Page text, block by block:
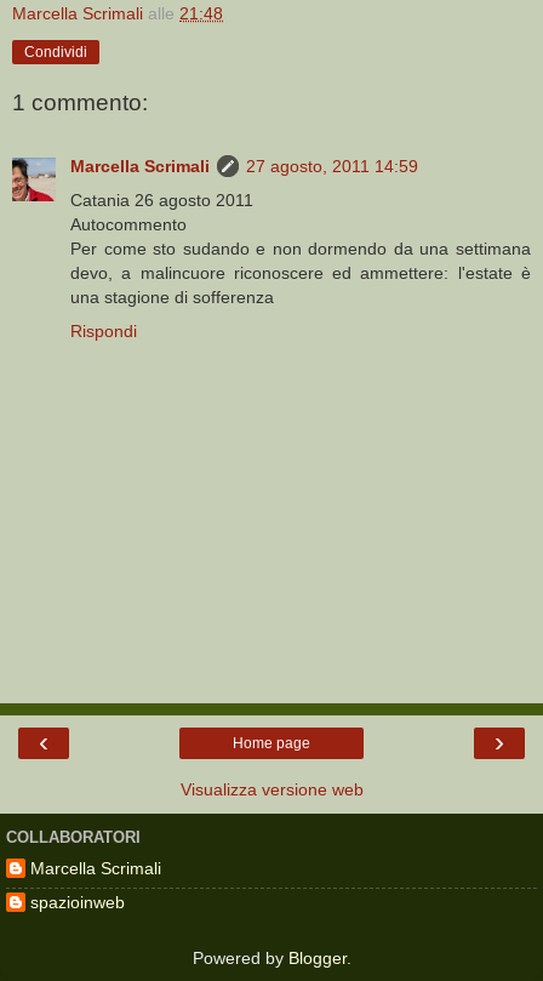
Marcella Scrimali alle 21:48
Condividi
1 commento:
Marcella Scrimali
27 agosto, 2011 14:59
Catania 26 agosto 2011
Autocommento
Per come sto sudando e non dormendo da una settimana
devo, a malincuore riconoscere ed ammettere: l'estate è
una stagione di sofferenza
Rispondi
‹ ›
Home page
Visualizza versione web
COLLABORATORI
Marcella Scrimali
spazioinweb
Powered by Blogger.